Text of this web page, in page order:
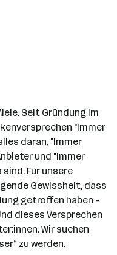
Seit Gründung im
"Immer
daran, "Immer
und "Immer
Für unsere
Gewissheit, dass
getroffen haben -
dieses Versprechen
Wir suchen
zu werden.